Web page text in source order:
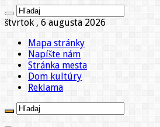
štvrtok , 6 augusta 2026
Mapa stránky
Napíšte nám
Stránka mesta
Dom kultúry
Reklama